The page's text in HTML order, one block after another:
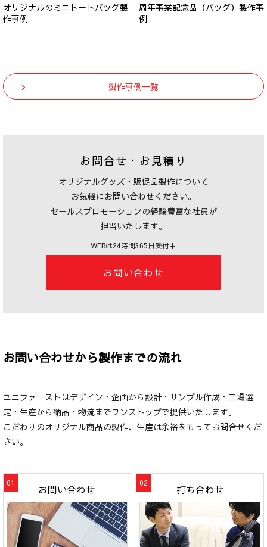
オリジナルのミニトートバッグ製
作事例
周年事業記念品（バッグ）製作事
例
製作事例一覧
お問合せ・お見積り
オリジナルグッズ・販促品製作について
お気軽にお問い合わせください。
セールスプロモーションの経験豊富な社員が
担当いたします。
WEBは24時間365日受付中
お問い合わせ
お問い合わせから製作までの流れ
ユニファーストはデザイン・企画から設計・サンプル作成・工場選
定・生産から納品・物流までワンストップで提供いたします。
こだわりのオリジナル商品の製作、生産は余裕をもってお問合せくだ
さい。
お問い合わせ 打ち合わせ